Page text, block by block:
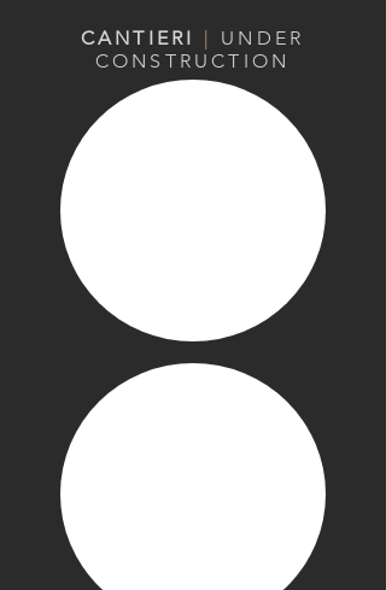
CANTIERI |
UNDER
CONSTRUCTION